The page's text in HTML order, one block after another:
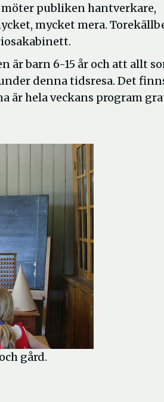
publiken hantverkare,
mycket mera.
är barn 6-15 år och att allt
denna tidsresa. Det
är hela veckans program
gård.